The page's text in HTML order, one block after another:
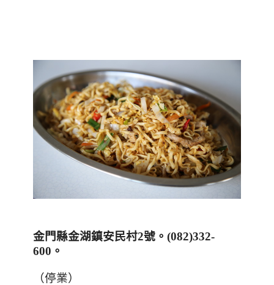
金門縣金湖鎮安民村2號。 (082)332-
600 。
（停業）